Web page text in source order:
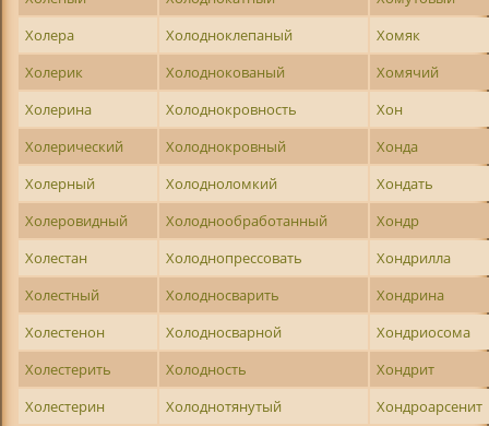
Холера
Холодноклепаный
Хомяк
Холерик
Холоднокованый
Хомячий
Холерина
Холоднокровность
Хон
Холерический
Холоднокровный
Хонда
Холерный
Холодноломкий
Хондать
Холеровидный
Холоднообработанный
Хондр
Холестан
Холоднопрессовать
Хондрилла
Холестный
Холодносварить
Хондрина
Холестенон
Холодносварной
Хондриосома
Холестерить
Холодность
Хондрит
Холестерин
Холоднотянутый
Хондроарсенит